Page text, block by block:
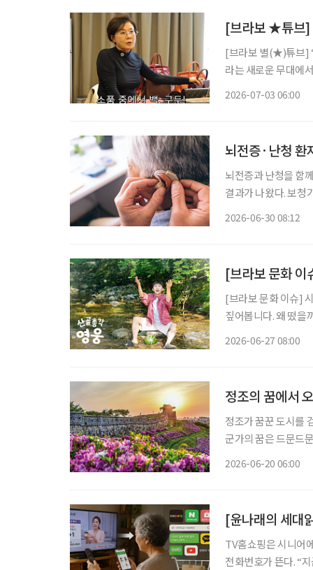
[브라보 ★튜브]
[브라보 별(★)튜브]
라는 새로운 무대에
2026-07-03 06:00
뇌전증·난청 환
뇌전증과 난청을 함
결과가 나왔다. 보청
2026-06-30 08:12
[브라보 문화 이
[브라보 문화 이슈]
짚어봅니다. 왜 떴을까? 가수 임영웅이 산골 생활에 나섰다. 지난 23일 첫 방송된 SBS 예능
2026-06-27 08:00
정조의 꿈에서
정조가 꿈꾼 도시를
군가의 꿈은 드문드
2026-06-20 06:00
[윤나래의 세대
TV홈쇼핑은 시니어
전화번호가 뜬다. “